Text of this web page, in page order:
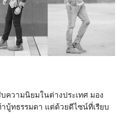
ความนิยมในต่างประเทศ มอง
าบู้ทธรรมดา แต่ด้วยดีไซน์ที่เรียบ